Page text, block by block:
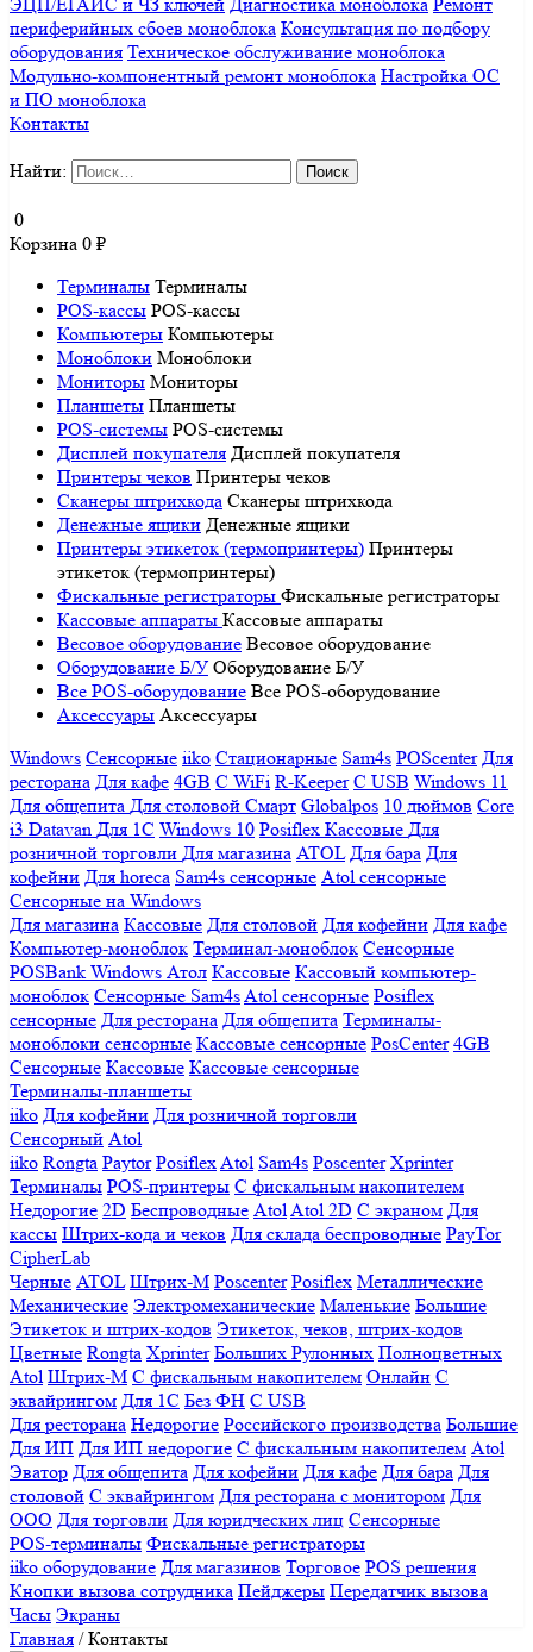
ЭЦП/ЕГАИС и ЧЗ ключей Диагностика моноблока Ремонт
периферийных сбоев моноблока Консультация по подбору
оборудования Техническое обслуживание моноблока
Модульно-компонентный ремонт моноблока Настройка ОС
и ПО моноблока
Контакты
Найти:
0
Корзина 0 ₽
Терминалы Терминалы
POS-кассы POS-кассы
Компьютеры Компьютеры
Моноблоки Моноблоки
Мониторы Мониторы
Планшеты Планшеты
POS-системы POS-системы
Дисплей покупателя Дисплей покупателя
Принтеры чеков Принтеры чеков
Сканеры штрихкода Сканеры штрихкода
Денежные ящики Денежные ящики
Принтеры этикеток (термопринтеры) Принтеры
этикеток (термопринтеры)
Фискальные регистраторы Фискальные регистраторы
Кассовые аппараты Кассовые аппараты
Весовое оборудование Весовое оборудование
Оборудование Б/У Оборудование Б/У
Все POS-оборудование Все POS-оборудование
Аксессуары Аксессуары
Windows Сенсорные iiko Стационарные Sam4s POScenter Для
ресторана Для кафе 4GB С WiFi R-Keeper С USB Windows 11
Для общепита Для столовой Смарт Globalpos 10 дюймов Core
i3 Datavan Для 1С Windows 10 Posiflex Кассовые Для
розничной торговли Для магазина ATOL Для бара Для
кофейни Для horeca Sam4s сенсорные Atol сенсорные
Сенсорные на Windows
Для магазина Кассовые Для столовой Для кофейни Для кафе
Компьютер-моноблок Терминал-моноблок Сенсорные
POSBank Windows Атол Кассовые Кассовый компьютер-
моноблок Сенсорные Sam4sAtol сенсорные Posiflex
сенсорные Для ресторана Для общепита Терминалы-
моноблоки сенсорные Кассовые сенсорные PosCenter 4GB
Сенсорные Кассовые Кассовые сенсорные
Терминалы-планшеты
iiko Для кофейни Для розничной торговли
Сенсорный Atol
iiko Rongta Paytor PosiflexAtol Sam4s Poscenter Xprinter
Терминалы POS-принтеры С фискальным накопителем
Недорогие 2D Беспроводные AtolAtol 2D С экраном Для
кассы Штрих-кода и чеков Для склада беспроводные PayTor
CipherLab
Черные ATOL Штрих-М Poscenter Posiflex Металлические
Механические Электромеханические Маленькие Большие
Этикеток и штрих-кодов Этикеток, чеков, штрих-кодов
Цветные Rongta Xprinter Больших Рулонных Полноцветных
Atol Штрих-М С фискальным накопителем Онлайн С
эквайрингом Для 1С Без ФН С USB
Для ресторана Недорогие Российского производства Большие
Для ИП Для ИП недорогие С фискальным накопителем Atol
Эватор Для общепита Для кофейни Для кафе Для бара Для
столовой С эквайрингом Для ресторана с монитором Для
ООО Для торговли Для юридческих лиц Сенсорные
POS-терминалы Фискальные регистраторы
iiko оборудование Для магазинов Торговое POS решения
Кнопки вызова сотрудника Пейджеры Передатчик вызова
Часы Экраны
Главная /Контакты